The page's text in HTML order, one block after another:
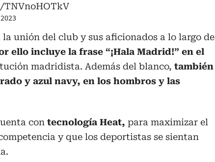
unión del club y sus aficionados a lo largo de
ello incluye la frase “¡Hala Madrid!” en el
madridista. Además del blanco, también
y azul navy, en los hombros y las
con tecnología Heat, para maximizar el
y que los deportistas se sientan